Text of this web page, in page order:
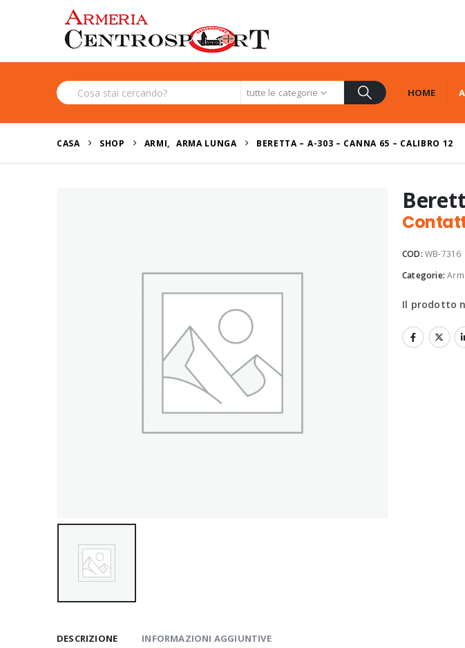
tutte le categorie HOME
CASA SHOP ARMI, ARMA LUNGA BERETTA – A-303 – CANNA 65 – CALIBRO 12
COD: WB-7316
Categorie:
Il prodotto
DESCRIZIONE INFORMAZIONI AGGIUNTIVE